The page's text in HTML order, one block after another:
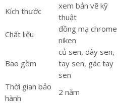
Kích thước
xem bản vẽ kỹ
thuật
Chất liệu
đồng mạ chrome
niken
Bao gồm
củ sen, dây sen,
tay sen, gác tay
sen
Thời gian bảo
hành
2 năm